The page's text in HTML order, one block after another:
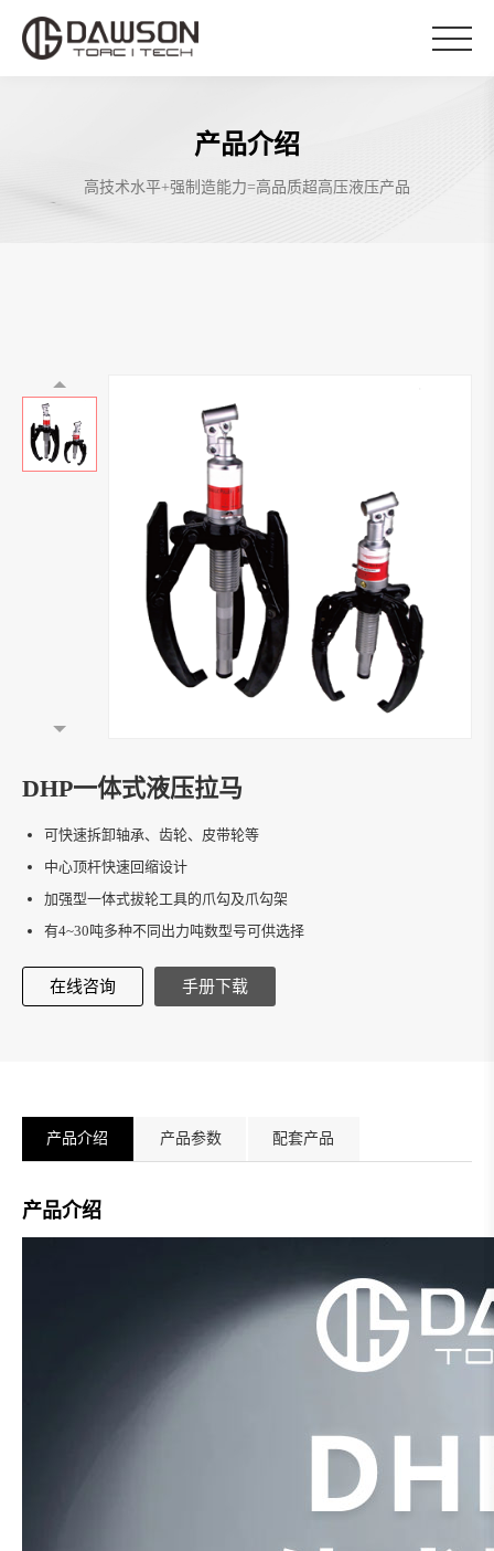
产品介绍
高技术水平+强制造能力=高品质超高压液压产品
DHP一体式液压拉马
可快速拆卸轴承、齿轮、皮带轮等
中心顶杆快速回缩设计
加强型一体式拔轮工具的爪勾及爪勾架
有4~30吨多种不同出力吨数型号可供选择
在线咨询 手册下载
产品介绍 产品参数 配套产品
产品介绍